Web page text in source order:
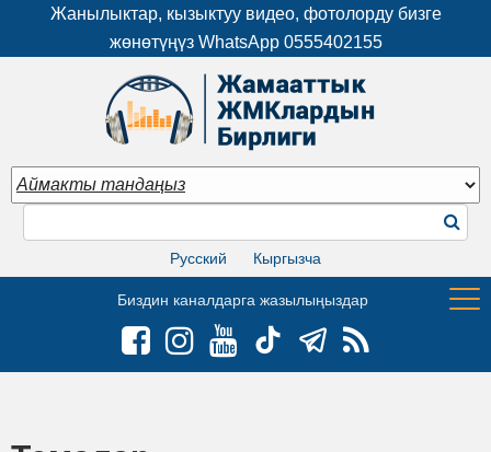
Жанылыктар, кызыктуу видео, фотолорду бизге
жөнөтүңүз WhatsApp 0555402155
Русский Кыргызча
Биздин каналдарга жазылыңыздар